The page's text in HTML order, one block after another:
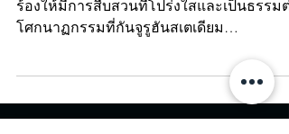
โศกนาฏกรรมที่กันจูรูฮันสเตเดีย
ร้องให้มีการสืบสวนที่โปร่งใสและเป็นธรรมต่